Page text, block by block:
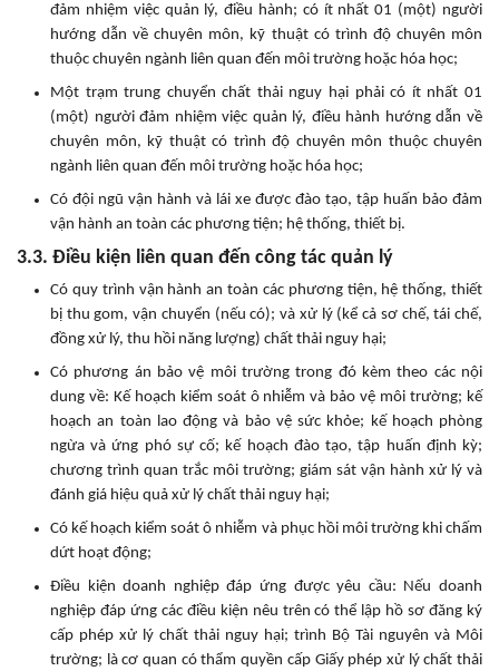
đảm nhiệm việc quản lý, điều hành; có ít nhất 01 (một) người
hướng dẫn về chuyên môn, kỹ thuật có trình độ chuyên môn
thuộc chuyên ngành liên quan đến môi trường hoặc hóa học;
Một trạm trung chuyển chất thải nguy hại phải có ít nhất 01
(một) người đảm nhiệm việc quản lý, điều hành hướng dẫn về
chuyên môn, kỹ thuật có trình độ chuyên môn thuộc chuyên
ngành liên quan đến môi trường hoặc hóa học;
Có đội ngũ vận hành và lái xe được đào tạo, tập huấn bảo đảm
vận hành an toàn các phương tiện; hệ thống, thiết bị.
3.3. Điều kiện liên quan đến công tác quản lý
Có quy trình vận hành an toàn các phương tiện, hệ thống, thiết
bị thu gom, vận chuyển (nếu có); và xử lý (kể cả sơ chế, tái chế,
đồng xử lý, thu hồi năng lượng) chất thải nguy hại;
Có phương án bảo vệ môi trường trong đó kèm theo các nội
dung về: Kế hoạch kiểm soát ô nhiễm và bảo vệ môi trường; kế
hoạch an toàn lao động và bảo vệ sức khỏe; kế hoạch phòng
ngừa và ứng phó sự cố; kế hoạch đào tạo, tập huấn định kỳ;
chương trình quan trắc môi trường; giám sát vận hành xử lý và
đánh giá hiệu quả xử lý chất thải nguy hại;
Có kế hoạch kiểm soát ô nhiễm và phục hồi môi trường khi chấm
dứt hoạt động;
Điều kiện doanh nghiệp đáp ứng được yêu cầu: Nếu doanh
nghiệp đáp ứng các điều kiện nêu trên có thể lập hồ sơ đăng ký
cấp phép xử lý chất thải nguy hại; trình Bộ Tài nguyên và Môi
trường; là cơ quan có thẩm quyền cấp Giấy phép xử lý chất thải